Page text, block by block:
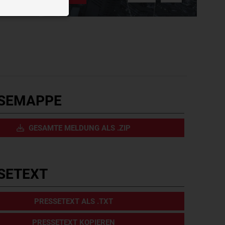
GESAMTE MELDUNG ALS .ZIP
PRESSETEXT ALS .TXT
PRESSETEXT KOPIEREN